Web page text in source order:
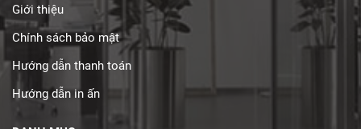
Giới thiệu
Chính sách bảo mật
Hướng dẫn thanh toán
Hướng dẫn in ấn